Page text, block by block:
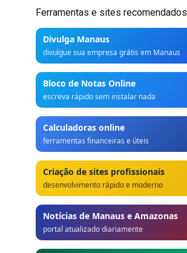
Ferramentas e sites recomendados
Divulga Manaus
divulgue sua empresa grátis em Manaus
Bloco de Notas Online
escreva rápido sem instalar nada
Calculadoras online
ferramentas financeiras e úteis
Criação de sites profissionais
desenvolvimento rápido e moderno
Notícias de Manaus e Amazonas
portal atualizado diariamente